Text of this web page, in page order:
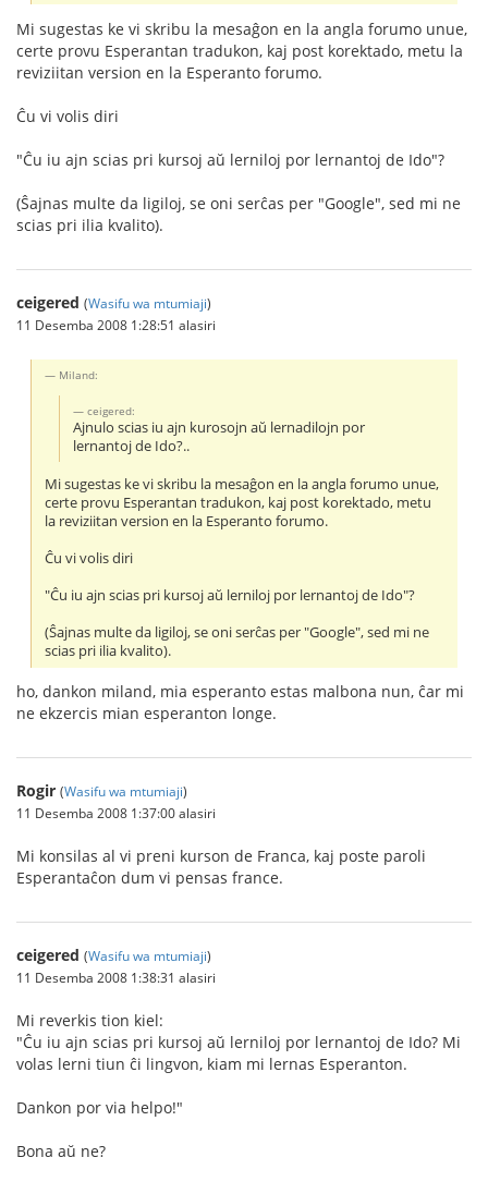
Mi sugestas ke vi skribu la mesaĝon en la angla forumo unue,
certe provu Esperantan tradukon, kaj post korektado, metu la
reviziitan version en la Esperanto forumo.
Ĉu vi volis diri
"Ĉu iu ajn scias pri kursoj aŭ lerniloj por lernantoj de Ido"?
(Ŝajnas multe da ligiloj, se oni serĉas per "Google", sed mi ne
scias pri ilia kvalito).
ceigered (Wasifu wa mtumiaji)
11 Desemba 2008 1:28:51 alasiri
Miland:
ceigered:
Ajnulo scias iu ajn kurosojn aŭ lernadilojn por
lernantoj de Ido?..
Mi sugestas ke vi skribu la mesaĝon en la angla forumo unue,
certe provu Esperantan tradukon, kaj post korektado, metu
la reviziitan version en la Esperanto forumo.
Ĉu vi volis diri
"Ĉu iu ajn scias pri kursoj aŭ lerniloj por lernantoj de Ido"?
(Ŝajnas multe da ligiloj, se oni serĉas per "Google", sed mi ne
scias pri ilia kvalito).
ho, dankon miland, mia esperanto estas malbona nun, ĉar mi
ne ekzercis mian esperanton longe.
Rogir (Wasifu wa mtumiaji)
11 Desemba 2008 1:37:00 alasiri
Mi konsilas al vi preni kurson de Franca, kaj poste paroli
Esperantaĉon dum vi pensas france.
ceigered (Wasifu wa mtumiaji)
11 Desemba 2008 1:38:31 alasiri
Mi reverkis tion kiel:
"Ĉu iu ajn scias pri kursoj aŭ lerniloj por lernantoj de Ido? Mi
volas lerni tiun ĉi lingvon, kiam mi lernas Esperanton.
Dankon por via helpo!"
Bona aŭ ne?